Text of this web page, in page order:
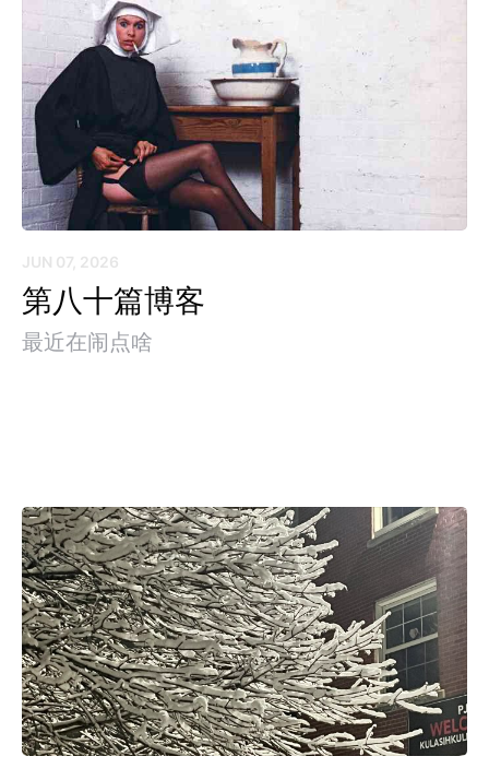
JUN 07, 2026
第八十篇博客
最近在闹点啥